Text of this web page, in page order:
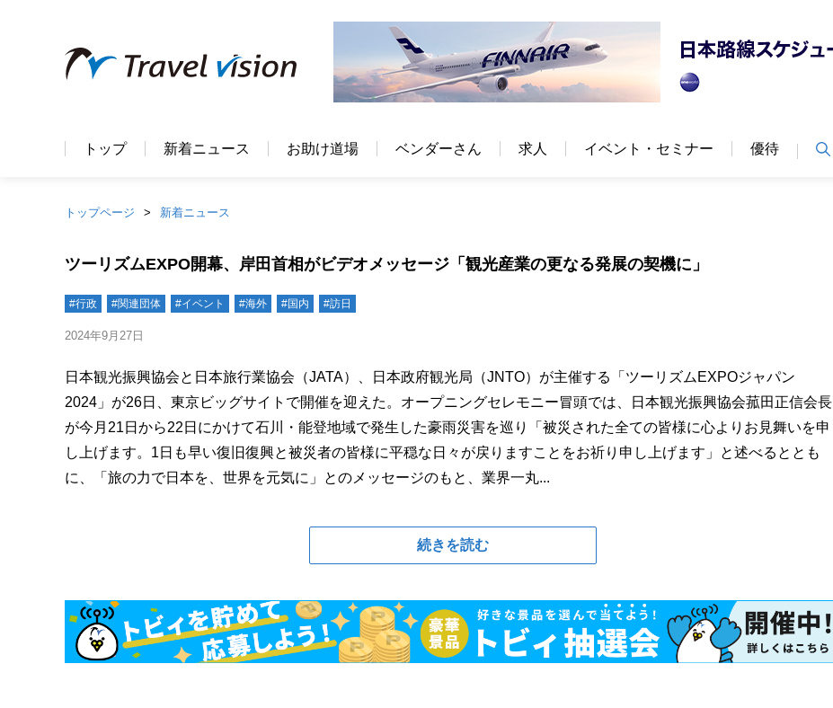
トップ 新着ニュース お助け道場 ベンダーさん 求人 イベント・セミナー 優待
トップページ 新着ニュース
ツーリズムEXPO開幕、岸田首相がビデオメッセージ「観光産業の更なる発展の契機に」
#行政 #関連団体 #イベント #海外 #国内 #訪日
2024年9月27日
日本観光振興協会と日本旅行業協会（JATA）、日本政府観光局（JNTO）が主催する「ツーリズムEXPOジャパン
2024」が26日、東京ビッグサイトで開催を迎えた。オープニングセレモニー冒頭では、日本観光振興協会菰田正信会長
が今月21日から22日にかけて石川・能登地域で発生した豪雨災害を巡り「被災された全ての皆様に心よりお見舞いを申
し上げます。1日も早い復旧復興と被災者の皆様に平穏な日々が戻りますことをお祈り申し上げます」と述べるととも
に、「旅の力で日本を、世界を元気に」とのメッセージのもと、業界一丸...
続きを読む